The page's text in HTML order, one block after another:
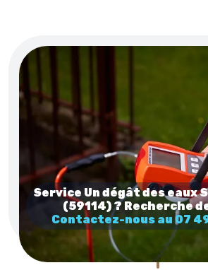
Service Un dégât des eaux
(59114) ? Recherche
Contactez-nous au 07